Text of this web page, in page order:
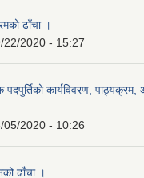
ढाँचा ।
22/2020 - 15:27
पदपुर्तिको कार्यविवरण,
05/2020 - 10:26
ढाँचा ।